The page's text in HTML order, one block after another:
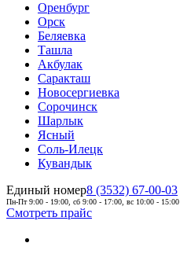
Оренбург
Орск
Беляевка
Ташла
Акбулак
Саракташ
Новосергиевка
Сорочинск
Шарлык
Ясный
Соль-Илецк
Кувандык
Единый номер8 (3532) 67-00-03
Пн-Пт 9:00 - 19:00, сб 9:00 - 17:00, вс 10:00 - 15:00
Смотреть прайс